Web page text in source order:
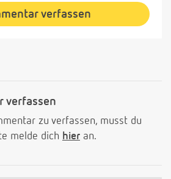
verfassen
verfassen
zu verfassen, musst du
melde dich hier an.